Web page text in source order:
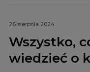
26 sierpnia 2024
Wszystko,
wiedzieć o